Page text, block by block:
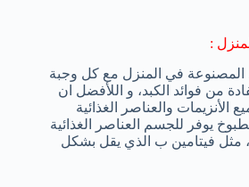
:
المصنوعة في المنزل مع كل وجبة
من فوائد الكبد، و اللأفضل ان
الأنزيمات والعناصر الغذائية
يوفر للجسم العناصر الغذائية
مثل فيتامين ب الذي يقل بشكل